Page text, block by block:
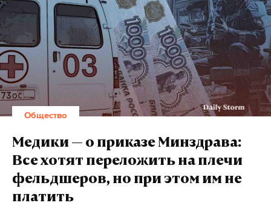
Общество
Медики — о приказе Минздрава:
Все хотят переложить на плечи
фельдшеров, но при этом им не
платить